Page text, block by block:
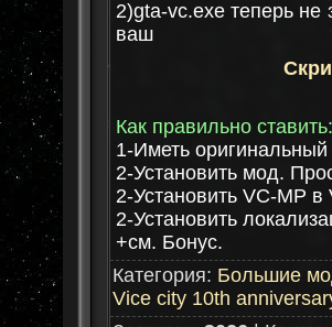
2)gta-vc.exe теперь не
ваш
Как правильно ставить:
1-Иметь
2-Установить мод.
2-Установить VC-MP в
2-Установить
+см. Бонус.
Категория: Большие
Vice city 10th